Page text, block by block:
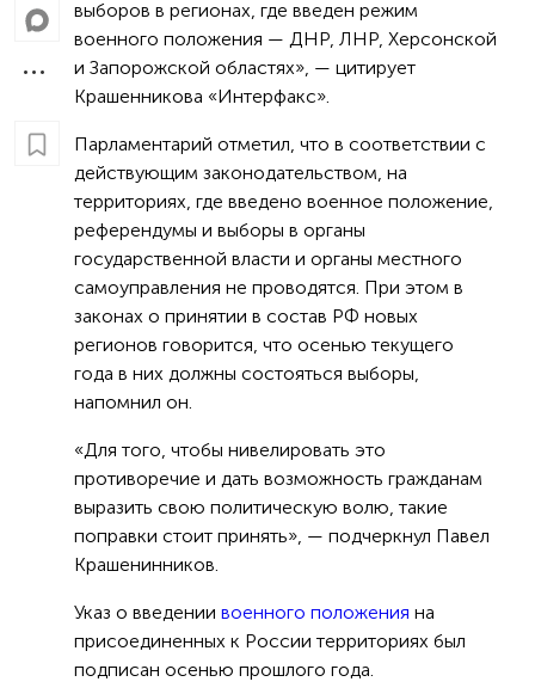
выборов в регионах, где введен режим
военного положения — ДНР, ЛНР, Херсонской
и Запорожской областях», — цитирует
Крашенникова «Интерфакс».
Парламентарий отметил, что в соответствии с
действующим законодательством, на
территориях, где введено военное положение,
референдумы и выборы в органы
государственной власти и органы местного
самоуправления не проводятся. При этом в
законах о принятии в состав РФ новых
регионов говорится, что осенью текущего
года в них должны состояться выборы,
напомнил он.
«Для того, чтобы нивелировать это
противоречие и дать возможность гражданам
выразить свою политическую волю, такие
поправки стоит принять», — подчеркнул Павел
Крашенинников.
Указ о введении военного положения на
присоединенных к России территориях был
подписан осенью прошлого года.